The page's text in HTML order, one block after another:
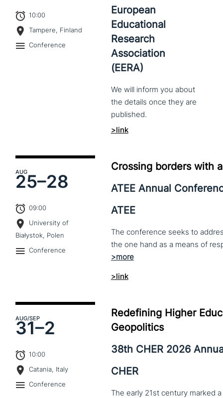
10:00
Tampere, Finland
Conference
European
Educational
Research
Association
(EERA)
We will inform you about
the details once they are
published.
>link
AUG
25–28
09:00
University of
Białystok, Polen
Conference
Crossing borders with
ATEE Annual
ATEE
The conference seeks to
>link
AUG/SEP
31–2
10:00
Catania, Italy
Conference
Redefining Higher
Geopolitics
38th CHER 2026
CHER
The early 21st century marked